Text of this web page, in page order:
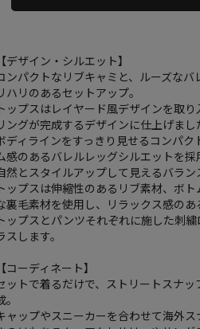
【デザイン・シルエット】
ンパクトなリブキャミと、ルーズな
ハリのあるセットアップ。
ップスはレイヤード風デザインを取
ングが完成するデザインに仕上げまし
ディラインをすっきり見せるコンパ
感のあるバレルレッグシルエットを採
然とスタイルアップして見えるバラン
ップスは伸縮性のあるリブ素材、ボ
裏毛素材を使用し、リラックス感のあ
ップスとパンツそれぞれに施した刺
スします。
【コーディネート】
ットで着るだけで、ストリートスナ
。
ャップやスニーカーを合わせて海外